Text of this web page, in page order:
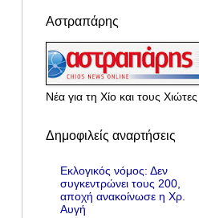
Αστραπάρης
Νέα για τη Χίο και τους Χιώτες
Δημοφιλείς αναρτήσεις
Εκλογικός νόμος: Δεν
συγκεντρώνει τους 200,
αποχή ανακοίνωσε η Χρ.
Αυγή